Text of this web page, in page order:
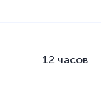
12 часов